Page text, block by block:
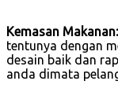
Kemasan Makanan:
tentunya dengan
desain baik dan
anda dimata